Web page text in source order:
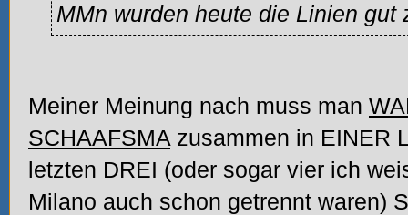
MMn wurden heute die Linien gut
Meiner Meinung nach muss man
SCHAAFSMA zusammen in EINER
letzten DREI (oder sogar vier ich
Milano auch schon getrennt waren)